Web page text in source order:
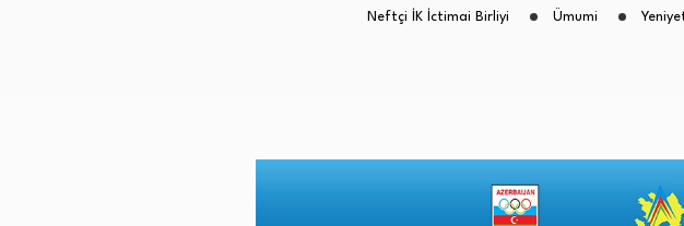
Neftçi İK İctimai Birliyi Ümumi